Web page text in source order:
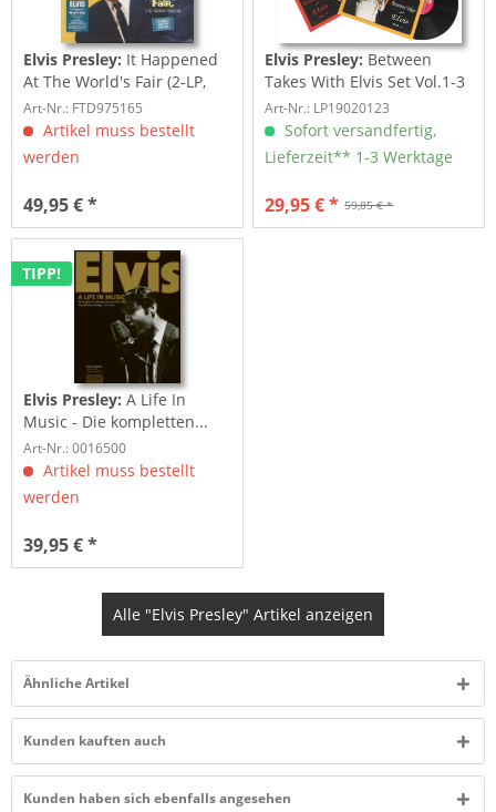
Elvis Presley: It Happened
At The World's Fair (2-LP,
Limited...
Art-Nr.: FTD975165
Artikel muss bestellt
werden
49,95 € *
Elvis Presley: Between
Takes With Elvis Set Vol.1-3
(3-LP)
Art-Nr.: LP19020123
Sofort versandfertig,
Lieferzeit** 1-3 Werktage
59,85 € *
29,95 € *
TIPP!
Elvis Presley: A Life In
Music - Die kompletten...
Art-Nr.: 0016500
Artikel muss bestellt
werden
39,95 € *
Alle "Elvis Presley" Artikel anzeigen
Ähnliche Artikel
Kunden kauften auch
Kunden haben sich ebenfalls angesehen